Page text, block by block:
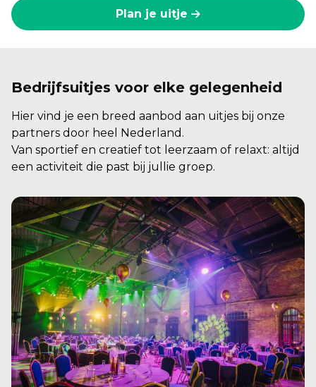
Plan je uitje
Bedrijfsuitjes voor elke gelegenheid
Hier vind je een breed aanbod aan uitjes bij onze
partners door heel Nederland.
Van sportief en creatief tot leerzaam of relaxt: altijd
een activiteit die past bij jullie groep.